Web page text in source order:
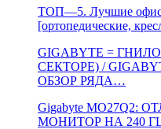
ТОП—5. Лучшие
[ортопедические,
GIGABYTE =
СЕКТОРЕ) /
ОБЗОР РЯДА…
Gigabyte MO27Q2:
МОНИТОР НА 240